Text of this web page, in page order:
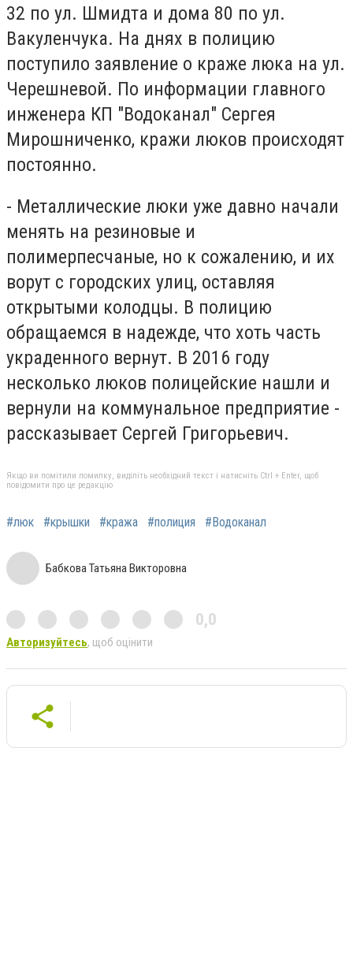
32 по ул. Шмидта и дома 80 по ул.
Вакуленчука. На днях в полицию
поступило заявление о краже люка на ул.
Черешневой. По информации главного
инженера КП "Водоканал" Сергея
Мирошниченко, кражи люков происходят
постоянно.
- Металлические люки уже давно начали
менять на резиновые и
полимерпесчаные, но к сожалению, и их
ворут с городских улиц, оставляя
открытыми колодцы. В полицию
обращаемся в надежде, что хоть часть
украденного вернут. В 2016 году
несколько люков полицейские нашли и
вернули на коммунальное предприятие -
рассказывает Сергей Григорьевич.
Якщо ви помітили помилку, виділіть необхідний текст і натисніть Ctrl + Enter, щоб
повідомити про це редакцію
#люк #крышки #кража #полиция #Водоканал
Бабкова Татьяна Викторовна
0,0
Авторизуйтесь, щоб оцінити